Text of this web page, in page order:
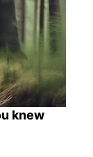
knew